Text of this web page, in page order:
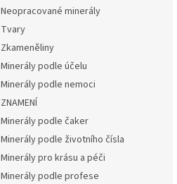
Neopracované minerály
Tvary
Zkameněliny
Minerály podle účelu
Minerály podle nemoci
ZNAMENÍ
Minerály podle čaker
Minerály podle životního čísla
Minerály pro krásu a péči
Minerály podle profese